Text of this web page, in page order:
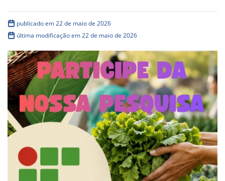
publicado em 22 de maio de 2026
última modificação em 22 de maio de 2026